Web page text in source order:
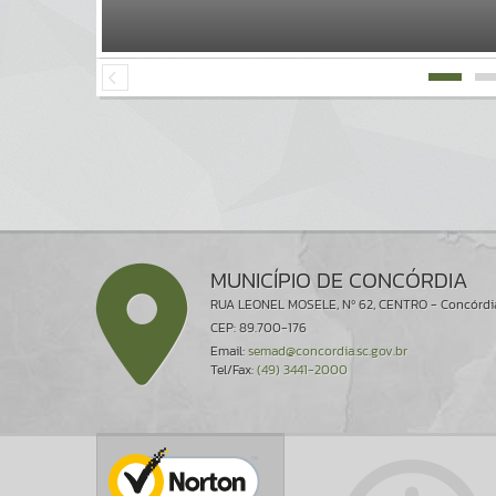
MUNICÍPIO DE CONCÓRDIA
RUA LEONEL MOSELE, Nº 62, CENTRO -
CEP: 89.700-176
Email:semad@concordia.sc.gov.br
Tel/Fax:(49) 3441-2000